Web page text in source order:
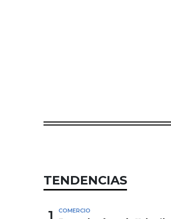
TENDENCIAS
1 COMERCIO